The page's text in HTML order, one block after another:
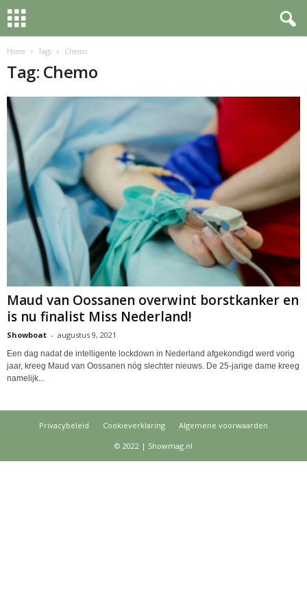
Home Tags Chemo
Tag: Chemo
Maud van Oossanen overwint borstkanker en
is nu finalist Miss Nederland!
Showboat - augustus 9, 2021
Een dag nadat de intelligente lockdown in Nederland afgekondigd werd vorig
jaar, kreeg Maud van Oossanen nóg slechter nieuws. De 25-jarige dame kreeg
namelijk...
Privacybeleid Cookieverklaring
Algemene voorwaarden
© 2022 | Showmag.nl